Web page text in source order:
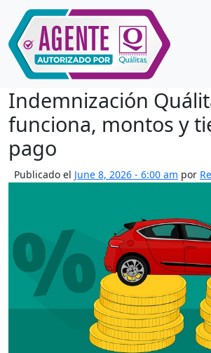
Skip to main content
Indemnización
funciona, montos y
pago
Publicado el June 8, 2026 - 6:00 am por